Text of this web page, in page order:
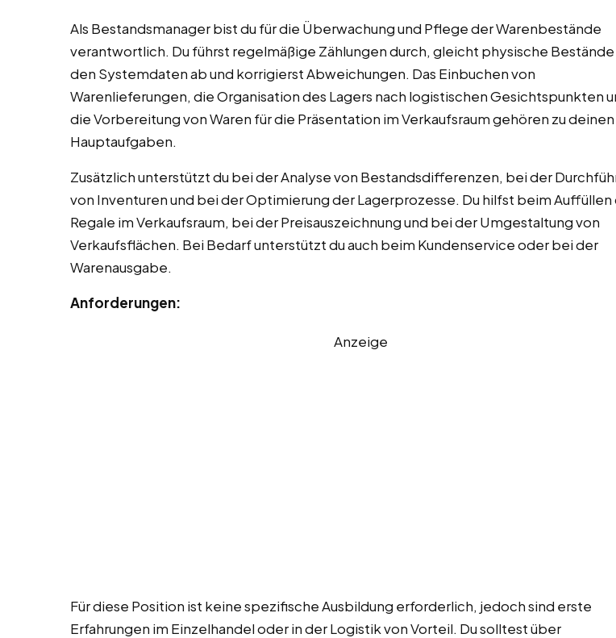
Als Bestandsmanager bist du für die Überwachung und Pflege der Warenbestände
verantwortlich. Du führst regelmäßige Zählungen durch, gleicht physische
den Systemdaten ab und korrigierst Abweichungen. Das Einbuchen von
Warenlieferungen, die Organisation des Lagers nach logistischen Gesichtspunkten
die Vorbereitung von Waren für die Präsentation im Verkaufsraum gehören zu deinen
Hauptaufgaben.
Zusätzlich unterstützt du bei der Analyse von Bestandsdifferenzen, bei der
von Inventuren und bei der Optimierung der Lagerprozesse. Du hilfst beim Auffüllen
Regale im Verkaufsraum, bei der Preisauszeichnung und bei der Umgestaltung von
Verkaufsflächen. Bei Bedarf unterstützt du auch beim Kundenservice oder bei der
Warenausgabe.
Anforderungen:
Anzeige
Für diese Position ist keine spezifische Ausbildung erforderlich, jedoch sind erste
Erfahrungen im Einzelhandel oder in der Logistik von Vorteil. Du solltest über